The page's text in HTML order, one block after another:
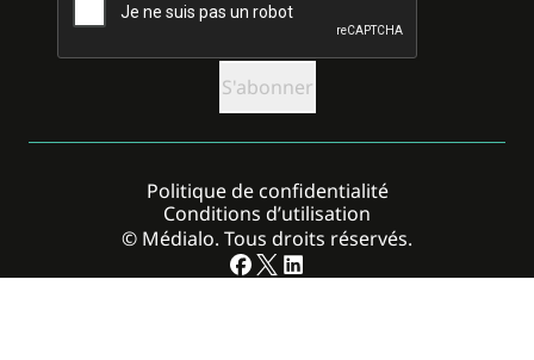
© Médialo. Tous droits réservés.
Politique de confidentialité
Conditions d’utilisation